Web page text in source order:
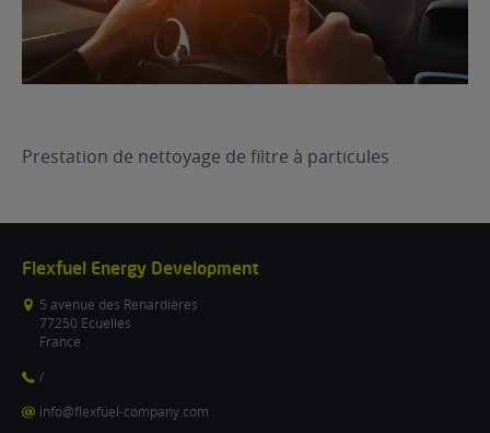
Prestation de nettoyage de filtre à particules
Flexfuel Energy Development
5 avenue des Renardières
77250 Ecuelles
France
/
info@flexfuel-company.com